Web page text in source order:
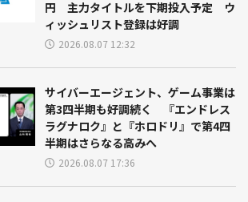
円 主力タイトルを下期投入予定 ウ
ィッシュリスト登録は好調
2026.08.07 12:32
サイバーエージェント、ゲーム事業は
第3四半期も好調続く 『エンドレス
ラグナロク』と『ホロドリ』で第4四
半期はさらなる高みへ
2026.08.07 17:36